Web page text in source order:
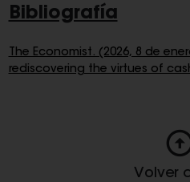
Bibliografía
The Economist. (2026, 8 de
rediscovering the virtues of
Volver